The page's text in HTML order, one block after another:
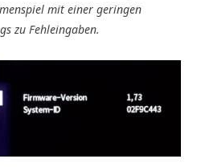
mit einer geringen
zu Fehleingaben.